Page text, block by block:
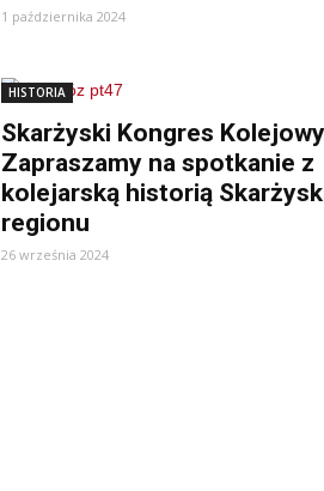
1 października 2024
HISTORIA
Skarżyski Kongres
Zapraszamy na spotkanie z
kolejarską historią
regionu
26 września 2024